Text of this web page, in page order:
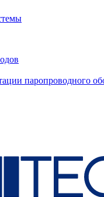
паропроводного